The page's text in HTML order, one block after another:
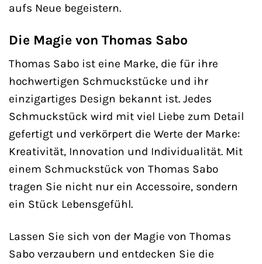
aufs Neue begeistern.
Die Magie von Thomas Sabo
Thomas Sabo ist eine Marke, die für ihre
hochwertigen Schmuckstücke und ihr
einzigartiges Design bekannt ist. Jedes
Schmuckstück wird mit viel Liebe zum Detail
gefertigt und verkörpert die Werte der Marke:
Kreativität, Innovation und Individualität. Mit
einem Schmuckstück von Thomas Sabo
tragen Sie nicht nur ein Accessoire, sondern
ein Stück Lebensgefühl.
Lassen Sie sich von der Magie von Thomas
Sabo verzaubern und entdecken Sie die